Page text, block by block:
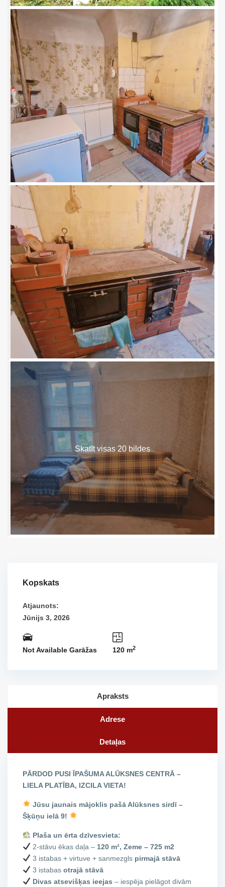
Skatīt visas 20 bildes
Kopskats
Atjaunots:
Jūnijs 3, 2026
Not Available Garāžas 120 m2
Apraksts
Adrese
Detaļas
PĀRDOD PUSI ĪPAŠUMA ALŪKSNES CENTRĀ –
LIELA PLATĪBA, IZCILA VIETA!
Jūsu jaunais mājoklis pašā Alūksnes sirdī –
Šķūņu ielā 9!
Plaša un ērta dzīvesvieta:
2-stāvu ēkas daļa – 120 m², Zeme – 725 m2
3 istabas + virtuve + sanmezgls pirmajā stāvā
3 istabas otrajā stāvā
Divas atsevišķas ieejas – iespēja pielāgot divām